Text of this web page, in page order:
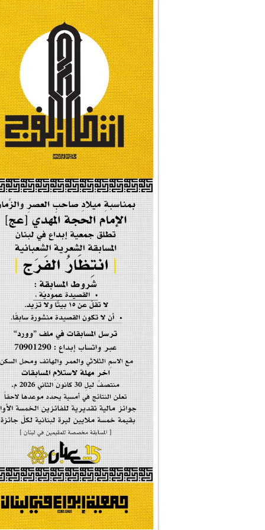
#نداء_الأنبياء
#شجرة_النبوة
#وأنا_على_دين_محم...
#بأمانة_موسى_بن_ج...
#إيران_حرم_فاطمة ...
| #فخر_المخدرات |
#صحيفة_المؤمن
إحتفالية #رياحين...
إحتفالية تكريم ا...
#فاطمة_روحي
مولد السيدة #الز�...
#أم_الشهداء
#النجم_الثاقب
#الصديقة_الشهيدة
#على_اُهبة_الدم